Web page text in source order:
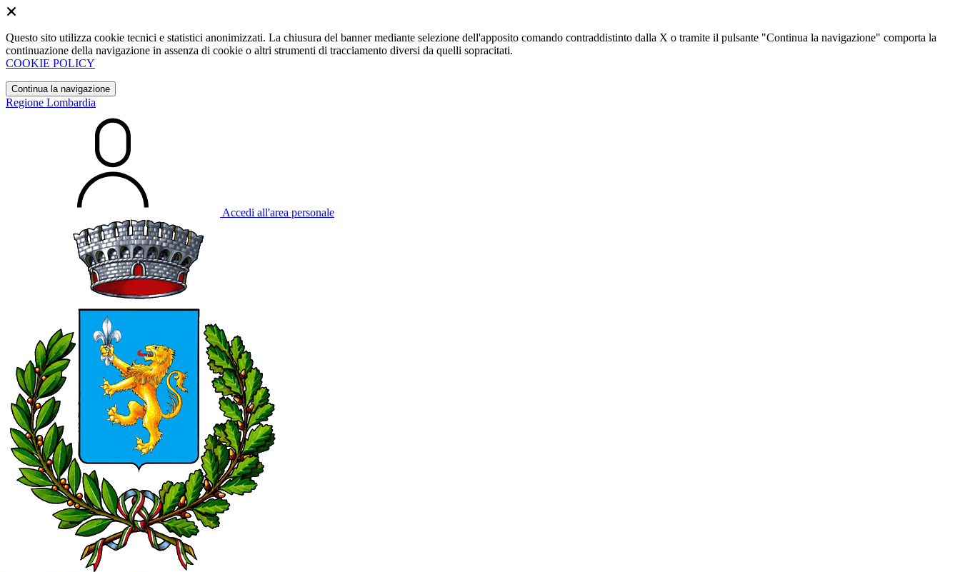
Questo sito utilizza cookie tecnici e statistici anonimizzati. La chiusura del banner mediante selezione dell'apposito comando contraddistinto dalla X o tramite il pulsante "Continua la navigazione" comporta la
continuazione della navigazione in assenza di cookie o altri strumenti di tracciamento diversi da quelli sopracitati.
COOKIE POLICY
Continua la navigazione
Regione Lombardia
Accedi all'area personale